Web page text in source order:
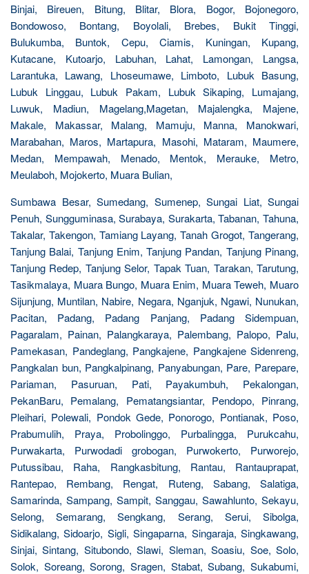
Binjai, Bireuen, Bitung, Blitar, Blora, Bogor, Bojonegoro,
Bondowoso, Bontang, Boyolali, Brebes, Bukit Tinggi,
Bulukumba, Buntok, Cepu, Ciamis, Kuningan, Kupang,
Kutacane, Kutoarjo, Labuhan, Lahat, Lamongan, Langsa,
Larantuka, Lawang, Lhoseumawe, Limboto, Lubuk Basung,
Lubuk Linggau, Lubuk Pakam, Lubuk Sikaping, Lumajang,
Luwuk, Madiun, Magelang,Magetan, Majalengka, Majene,
Makale, Makassar, Malang, Mamuju, Manna, Manokwari,
Marabahan, Maros, Martapura, Masohi, Mataram, Maumere,
Medan, Mempawah, Menado, Mentok, Merauke, Metro,
Meulaboh, Mojokerto, Muara Bulian,
Sumbawa Besar, Sumedang, Sumenep, Sungai Liat, Sungai
Penuh, Sungguminasa, Surabaya, Surakarta, Tabanan, Tahuna,
Takalar, Takengon, Tamiang Layang, Tanah Grogot, Tangerang,
Tanjung Balai, Tanjung Enim, Tanjung Pandan, Tanjung Pinang,
Tanjung Redep, Tanjung Selor, Tapak Tuan, Tarakan, Tarutung,
Tasikmalaya, Muara Bungo, Muara Enim, Muara Teweh, Muaro
Sijunjung, Muntilan, Nabire, Negara, Nganjuk, Ngawi, Nunukan,
Pacitan, Padang, Padang Panjang, Padang Sidempuan,
Pagaralam, Painan, Palangkaraya, Palembang, Palopo, Palu,
Pamekasan, Pandeglang, Pangkajene, Pangkajene Sidenreng,
Pangkalan bun, Pangkalpinang, Panyabungan, Pare, Parepare,
Pariaman, Pasuruan, Pati, Payakumbuh, Pekalongan,
PekanBaru, Pemalang, Pematangsiantar, Pendopo, Pinrang,
Pleihari, Polewali, Pondok Gede, Ponorogo, Pontianak, Poso,
Prabumulih, Praya, Probolinggo, Purbalingga, Purukcahu,
Purwakarta, Purwodadi grobogan, Purwokerto, Purworejo,
Putussibau, Raha, Rangkasbitung, Rantau, Rantauprapat,
Rantepao, Rembang, Rengat, Ruteng, Sabang, Salatiga,
Samarinda, Sampang, Sampit, Sanggau, Sawahlunto, Sekayu,
Selong, Semarang, Sengkang, Serang, Serui, Sibolga,
Sidikalang, Sidoarjo, Sigli, Singaparna, Singaraja, Singkawang,
Sinjai, Sintang, Situbondo, Slawi, Sleman, Soasiu, Soe, Solo,
Solok, Soreang, Sorong, Sragen, Stabat, Subang, Sukabumi,